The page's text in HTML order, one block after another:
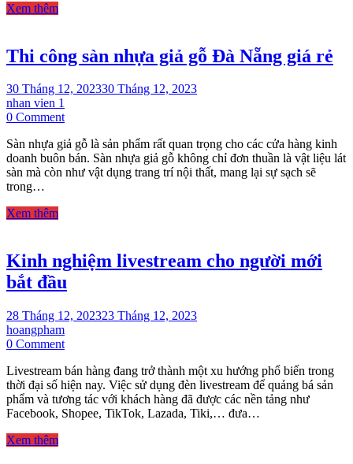
Xem thêm
Thi công sàn nhựa giả gỗ Đà Nẵng giá rẻ
30 Tháng 12, 202330 Tháng 12, 2023
nhan vien 1
0 Commenton
công
sàn
nhựa
rẻ
Sàn nhựa giả gỗ là sản phẩm rất quan trọng cho các cửa hàng kinh
doanh buôn bán. Sàn nhựa giả gỗ không chỉ đơn thuần là vật liệu lát
sàn mà còn như vật dụng trang trí nội thất, mang lại sự sạch sẽ
trong…
Xem thêm
Kinh nghiệm livestream cho người mới
bắt đầu
28 Tháng 12, 202323 Tháng 12, 2023
hoangpham
0 Commenton
nghiệm
livestream
cho
người
Livestream bán hàng đang trở thành một xu hướng phổ biến trong
thời đại số hiện nay. Việc sử dụng đèn livestream để quảng bá sản
phẩm và tương tác với khách hàng đã được các nền tảng như
Facebook, Shopee, TikTok, Lazada, Tiki,… đưa…
Xem thêm